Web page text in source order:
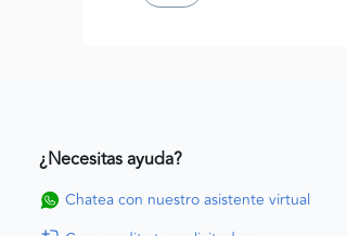
¿Necesitas ayuda?
Chatea con nuestro asistente virtual